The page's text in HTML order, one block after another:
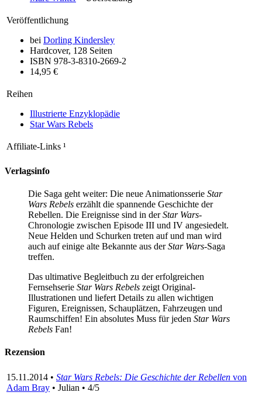
Veröffentlichung
bei Dorling Kindersley
Hardcover, 128 Seiten
ISBN 978-3-8310-2669-2
14,95 €
Reihen
Illustrierte Enzyklopädie
Star Wars Rebels
Affiliate-Links ¹
Verlagsinfo
Die Saga geht weiter: Die neue Animationsserie Star
Wars Rebels erzählt die spannende Geschichte der
Rebellen. Die Ereignisse sind in derStar Wars-
Chronologie zwischen Episode III und IV angesiedelt.
Neue Helden und Schurken treten auf und man wird
auch auf einige alte Bekannte aus derStar Wars-Saga
treffen.
Das ultimative Begleitbuch zu der erfolgreichen
Fernsehserie Star Wars Rebels zeigt Original-
Illustrationen und liefert Details zu allen wichtigen
Figuren, Ereignissen, Schauplätzen, Fahrzeugen und
Raumschiffen! Ein absolutes Muss für jeden Star Wars
Rebels Fan!
Rezension
15.11.2014 • Star Wars Rebels: Die Geschichte der Rebellen von
Adam Bray • Julian • 4/5